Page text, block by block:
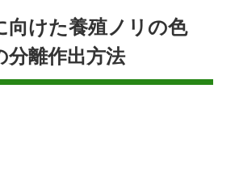
向けた養殖ノリの色
分離作出方法